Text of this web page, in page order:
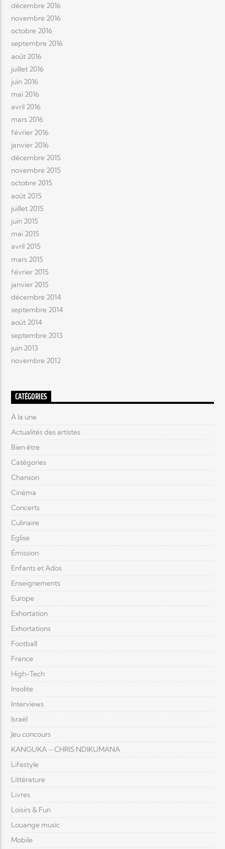
décembre 2016
novembre 2016
octobre 2016
septembre 2016
août 2016
juillet 2016
juin 2016
mai 2016
avril 2016
mars 2016
février 2016
janvier 2016
décembre 2015
novembre 2015
octobre 2015
août 2015
juillet 2015
juin 2015
mai 2015
avril 2015
mars 2015
février 2015
janvier 2015
décembre 2014
septembre 2014
août 2014
septembre 2013
juin 2013
novembre 2012
CATÉGORIES
À la une
Actualités des artistes
Bien être
Catégories
Chanson
Cinéma
Concerts
Culinaire
Eglise
Émission
Enfants et Ados
Enseignements
Europe
Exhortation
Exhortations
Football
France
High-Tech
Insolite
Interviews
Israël
Jeu concours
KANGUKA – CHRIS NDIKUMANA
Lifestyle
Littérature
Livres
Loisirs & Fun
Louange music
Mobile